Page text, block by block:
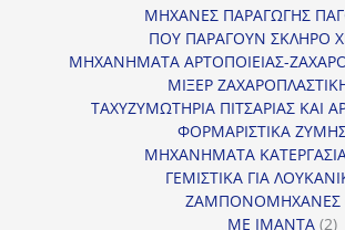
ΜΗΧΑΝΕΣ ΠΑΡΑΓΩΓΗΣ
ΠΟΥ ΠΑΡΑΓΟΥΝ ΣΚΛΗΡΟ
ΜΗΧΑΝΗΜΑΤΑ ΑΡΤΟΠΟΙΕΙΑΣ-
ΜΙΞΕΡ
ΤΑΧΥΖΥΜΩΤΗΡΙΑ ΠΙΤΣΑΡΙΑΣ ΚΑΙ
ΦΟΡΜΑΡΙΣΤΙΚΑ
ΜΗΧΑΝΗΜΑΤΑ
ΓΕΜΙΣΤΙΚΑ ΓΙΑ
ΖΑΜΠΟΝΟΜΗΧΑΝΕΣ
ΜΕ ΙΜΑΝΤΑ 22